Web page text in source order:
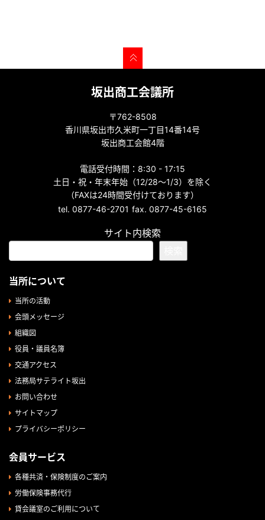
坂出商工会議所
〒762-8508
香川県坂出市久米町一丁目14番14号
坂出商工会館4階
電話受付時間：8:30 - 17:15
土日・祝・年末年始（12/28～1/3）を除く
（FAXは24時間受付けております）
tel. 0877-46-2701 fax. 0877-45-6165
サイト内検索
当所について
当所の活動
会頭メッセージ
組織図
役員・議員名簿
交通アクセス
法務局サテライト坂出
お問い合わせ
サイトマップ
プライバシーポリシー
会員サービス
各種共済・保険制度のご案内
労働保険事務代行
貸会議室のご利用について